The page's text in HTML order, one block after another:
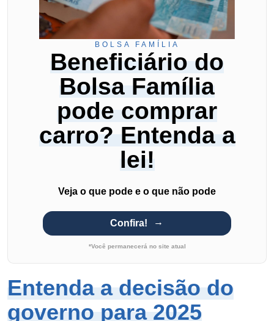
BOLSA FAMÍLIA
Beneficiário do
Bolsa Família
pode comprar
carro? Entenda a
lei!
Veja o que pode e o que não pode
Confira!
*Você permanecerá no site atual
Entenda a decisão do
governo para 2025